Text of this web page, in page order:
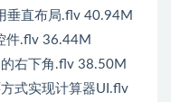
垂直布局.flv 40.94M
件.flv 36.44M
右下角.flv 38.50M
式实现计算器UI.flv